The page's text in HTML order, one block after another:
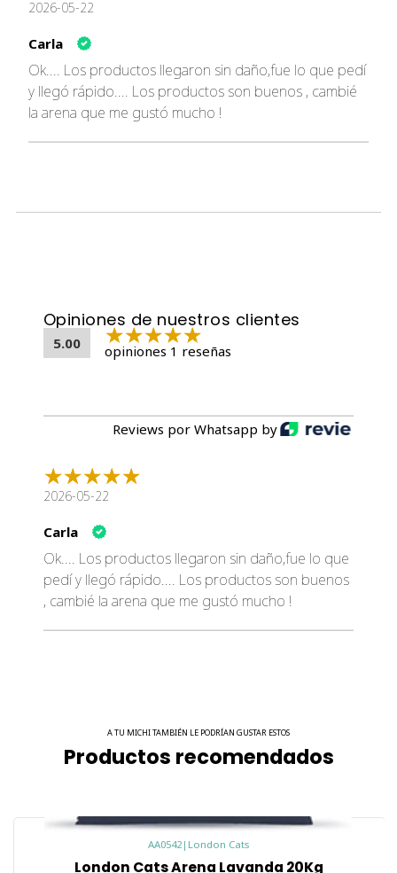
📦 Composición
Bentonita filtrada
🛠️ Características destacadas
Alta absorción de amonio
🌸Aroma lavanda delicado
2026-05-22
Carla
Ok.... Los productos llegaron sin daño,fue lo que pedí
y llegó rápido.... Los productos son buenos , cambié
la arena que me gustó mucho !
Opiniones de nuestros clientes
5.00 opiniones 1 reseñas
Reviews por Whatsapp by
2026-05-22
Carla
Ok.... Los productos llegaron sin daño,fue lo que
pedí y llegó rápido.... Los productos son buenos
, cambié la arena que me gustó mucho !
A TU MICHI TAMBIÉN LE PODRÍAN GUSTAR ESTOS
Productos recomendados
AA0542| London Cats
London Cats Arena Lavanda 20Kg